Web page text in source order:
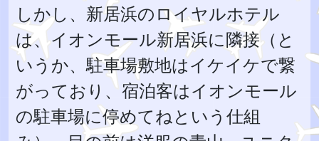
しかし、新居浜のロイヤルホテル
は、イオンモール新居浜に隣接（と
いうか、駐車場敷地はイケイケで繋
がっており、宿泊客はイオンモール
の駐車場に停めてねという仕組